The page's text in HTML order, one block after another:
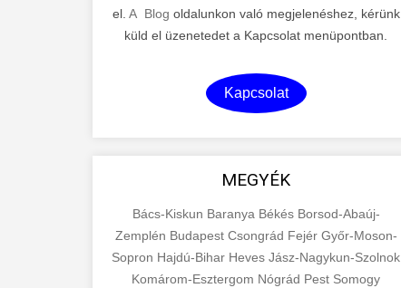
el. A Blog oldalunkon való megjelenéshez, kérünk
küld el üzenetedet a Kapcsolat menüpontban.
Kapcsolat
MEGYÉK
Bács-Kiskun Baranya Békés Borsod-Abaúj-
Zemplén Budapest Csongrád Fejér Győr-Moson-
Sopron Hajdú-Bihar Heves Jász-Nagykun-Szolnok
Komárom-Esztergom Nógrád Pest Somogy